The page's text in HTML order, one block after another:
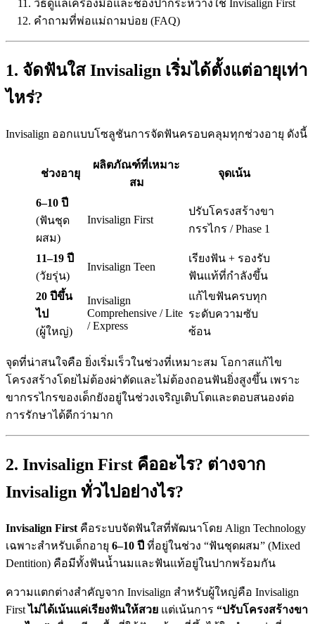
วิธีดูแลเครื่องมือและช่องปากระหว่างใช้ Invisalign First
คำถามที่พ่อแม่ถามบ่อย (FAQ)
1. จัดฟันใส Invisalign เริ่มได้ตั้งแต่อายุเท่า
ไหร่?
Invisalign ออกแบบโซลูชันการจัดฟันครอบคลุมทุกช่วงอายุ ดังนี้
ช่วงอายุ
ผลิตภัณฑ์ที่เหมาะ
สม
จุดเน้น
6–10 ปี
(ฟันชุด
ผสม)
Invisalign First
ปรับโครงสร้างขา
กรรไกร / Phase 1
11–19 ปี
(วัยรุ่น)
Invisalign Teen
เรียงฟัน + รองรับ
ฟันแท้ที่กำลังขึ้น
20 ปีขึ้น
ไป
(ผู้ใหญ่)
Invisalign
Comprehensive / Lite
/ Express
แก้ไขฟันครบทุก
ระดับความซับ
ซ้อน
จุดที่น่าสนใจคือ ยิ่งเริ่มเร็วในช่วงที่เหมาะสม โอกาสแก้ไข
โครงสร้างโดยไม่ต้องผ่าตัดและไม่ต้องถอนฟันยิ่งสูงขึ้น เพราะ
ขากรรไกรของเด็กยังอยู่ในช่วงเจริญเติบโตและตอบสนองต่อ
การรักษาได้ดีกว่ามาก
2. Invisalign First คืออะไร? ต่างจาก
Invisalign ทั่วไปอย่างไร?
Invisalign First คือระบบจัดฟันใสที่พัฒนาโดย Align Technology
เฉพาะสำหรับเด็กอายุ 6–10 ปี ที่อยู่ในช่วง “ฟันชุดผสม” (Mixed
Dentition) คือมีทั้งฟันน้ำนมและฟันแท้อยู่ในปากพร้อมกัน
ความแตกต่างสำคัญจาก Invisalign สำหรับผู้ใหญ่คือ Invisalign
Firstไม่ได้เน้นแค่เรียงฟันให้สวย แต่เน้นการ “ปรับโครงสร้างขา